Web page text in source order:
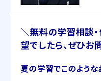
＼無料の学習相談
望でしたら、ぜひお
夏の学習でこのような